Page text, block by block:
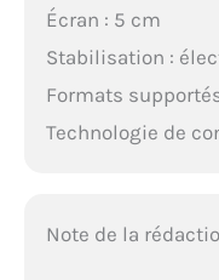
Écran : 5 cm
Stabilisation :
Formats
Technologie de
Note de la